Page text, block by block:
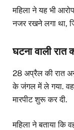
महिला ने यह भी
नजर रखने लगा था,
घटना वाली रात
28 अप्रैल की रात
के जंगल में ले गया.
मारपीट शुरू कर दी.
महिला ने बताया